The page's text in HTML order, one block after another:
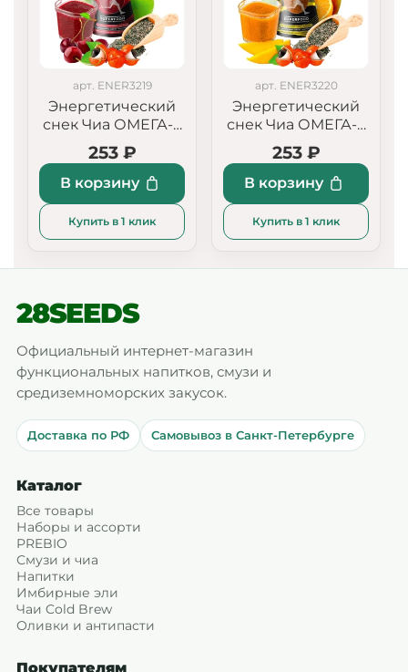
арт. ENER3219
Энергетический
снек Чиа ОМЕГА-3
"Вишня"
253 ₽
В корзину
Купить в 1 клик
арт. ENER3220
Энергетический
снек Чиа ОМЕГА-3
"Манго"
253 ₽
В корзину
Купить в 1 клик
28SEEDS
Официальный интернет-магазин
функциональных напитков, смузи и
средиземноморских закусок.
Доставка по РФ Самовывоз в Санкт-Петербурге
Каталог
Все товары
Наборы и ассорти
PREBIO
Смузи и чиа
Напитки
Имбирные эли
Чаи Cold Brew
Оливки и антипасти
Покупателям